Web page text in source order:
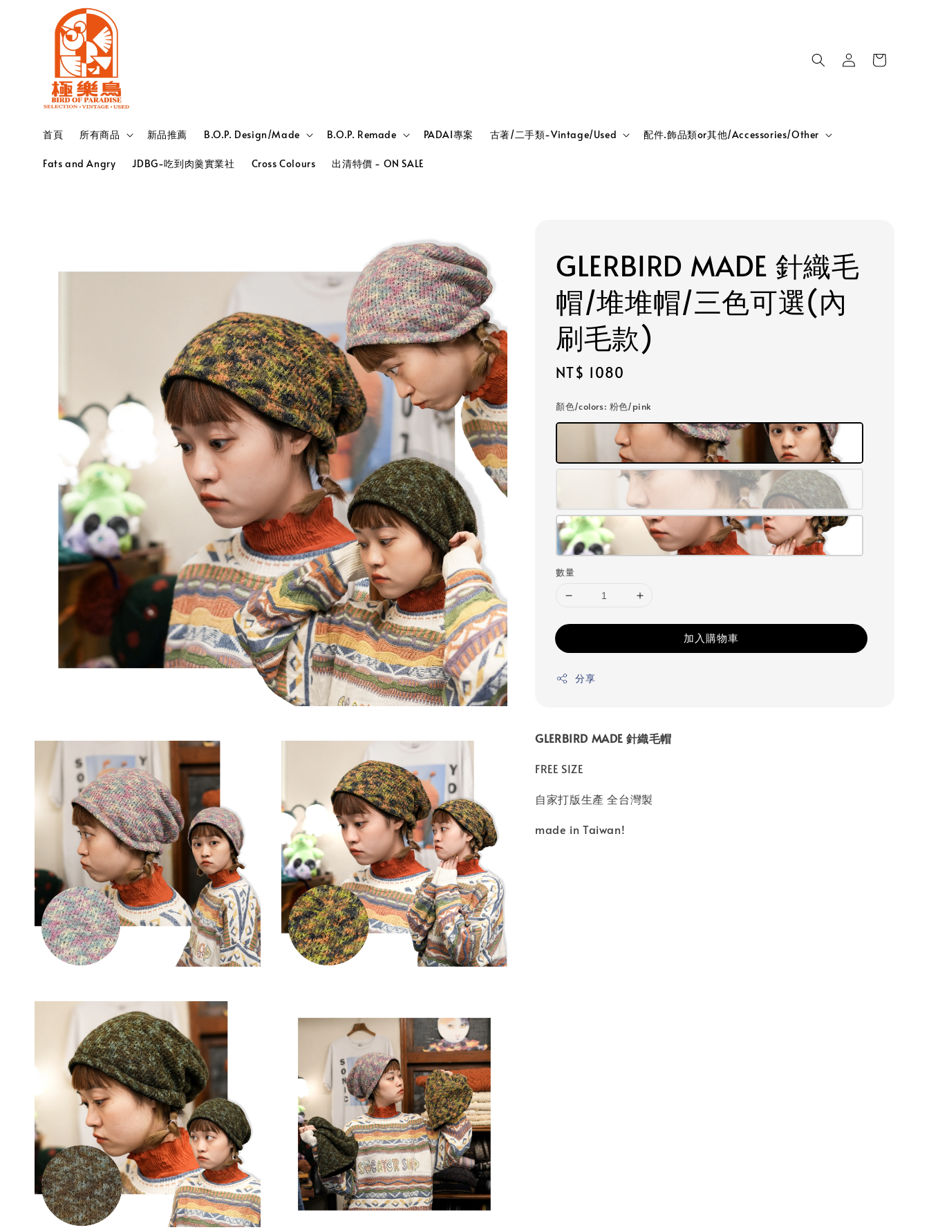
首頁 所有商品 新品推薦 B.O.P. Design/Made B.O.P. Remade PADAI專案 古著/二手類-Vintage/Used 配件.飾品類or其他/Accessories/Other
Fats and Angry JDBG-吃到肉羹實業社 Cross Colours 出清特價 - ON SALE
GLERBIRD MADE 針織毛
帽/堆堆帽/三色可選(內
刷毛款)
Regular
NT$ 1080
顏色/colors: 粉色/pink
數量
加入購物車
分享
GLERBIRD MADE 針織毛帽
FREE SIZE
自家打版生產 全台灣製
made in Taiwan!